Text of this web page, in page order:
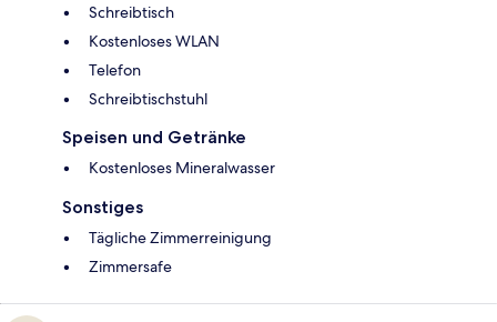
Schreibtisch
Kostenloses WLAN
Telefon
Schreibtischstuhl
Speisen und Getränke
Kostenloses Mineralwasser
Sonstiges
Tägliche Zimmerreinigung
Zimmersafe